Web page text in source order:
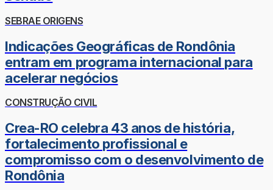
SEBRAE ORIGENS
Indicações Geográficas de Rondônia
entram em programa internacional para
acelerar negócios
CONSTRUÇÃO CIVIL
Crea-RO celebra 43 anos de história,
fortalecimento profissional e
compromisso com o desenvolvimento de
Rondônia